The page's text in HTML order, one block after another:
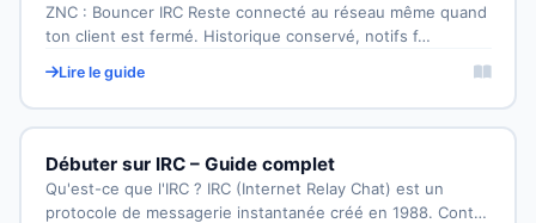
ZNC : Bouncer IRC Reste connecté au réseau même quand
ton client est fermé. Historique conservé, notifs f…
Lire le guide
Débuter sur IRC – Guide complet
Qu'est-ce que l'IRC ? IRC (Internet Relay Chat) est un
protocole de messagerie instantanée créé en 1988. Cont…